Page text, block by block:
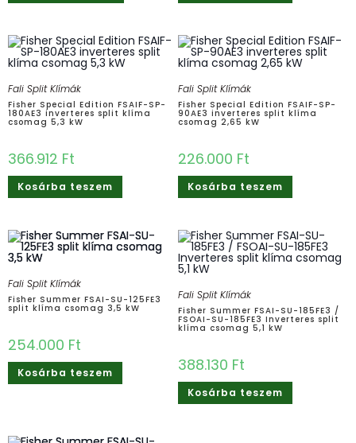
Fali Split Klímák
Fisher Special Edition FSAIF-SP-
180AE3 inverteres split klíma
csomag 5,3 kW
366.912 Ft
Kosárba teszem
Fali Split Klímák
Fisher Special Edition FSAIF-SP-
90AE3 inverteres split klíma
csomag 2,65 kW
226.000 Ft
Kosárba teszem
Fali Split Klímák
Fisher Summer FSAI-SU-125FE3
split klíma csomag 3,5 kW
254.000 Ft
Kosárba teszem
Fali Split Klímák
Fisher Summer FSAI-SU-185FE3 /
FSOAI-SU-185FE3 Inverteres split
klíma csomag 5,1 kW
388.130 Ft
Kosárba teszem